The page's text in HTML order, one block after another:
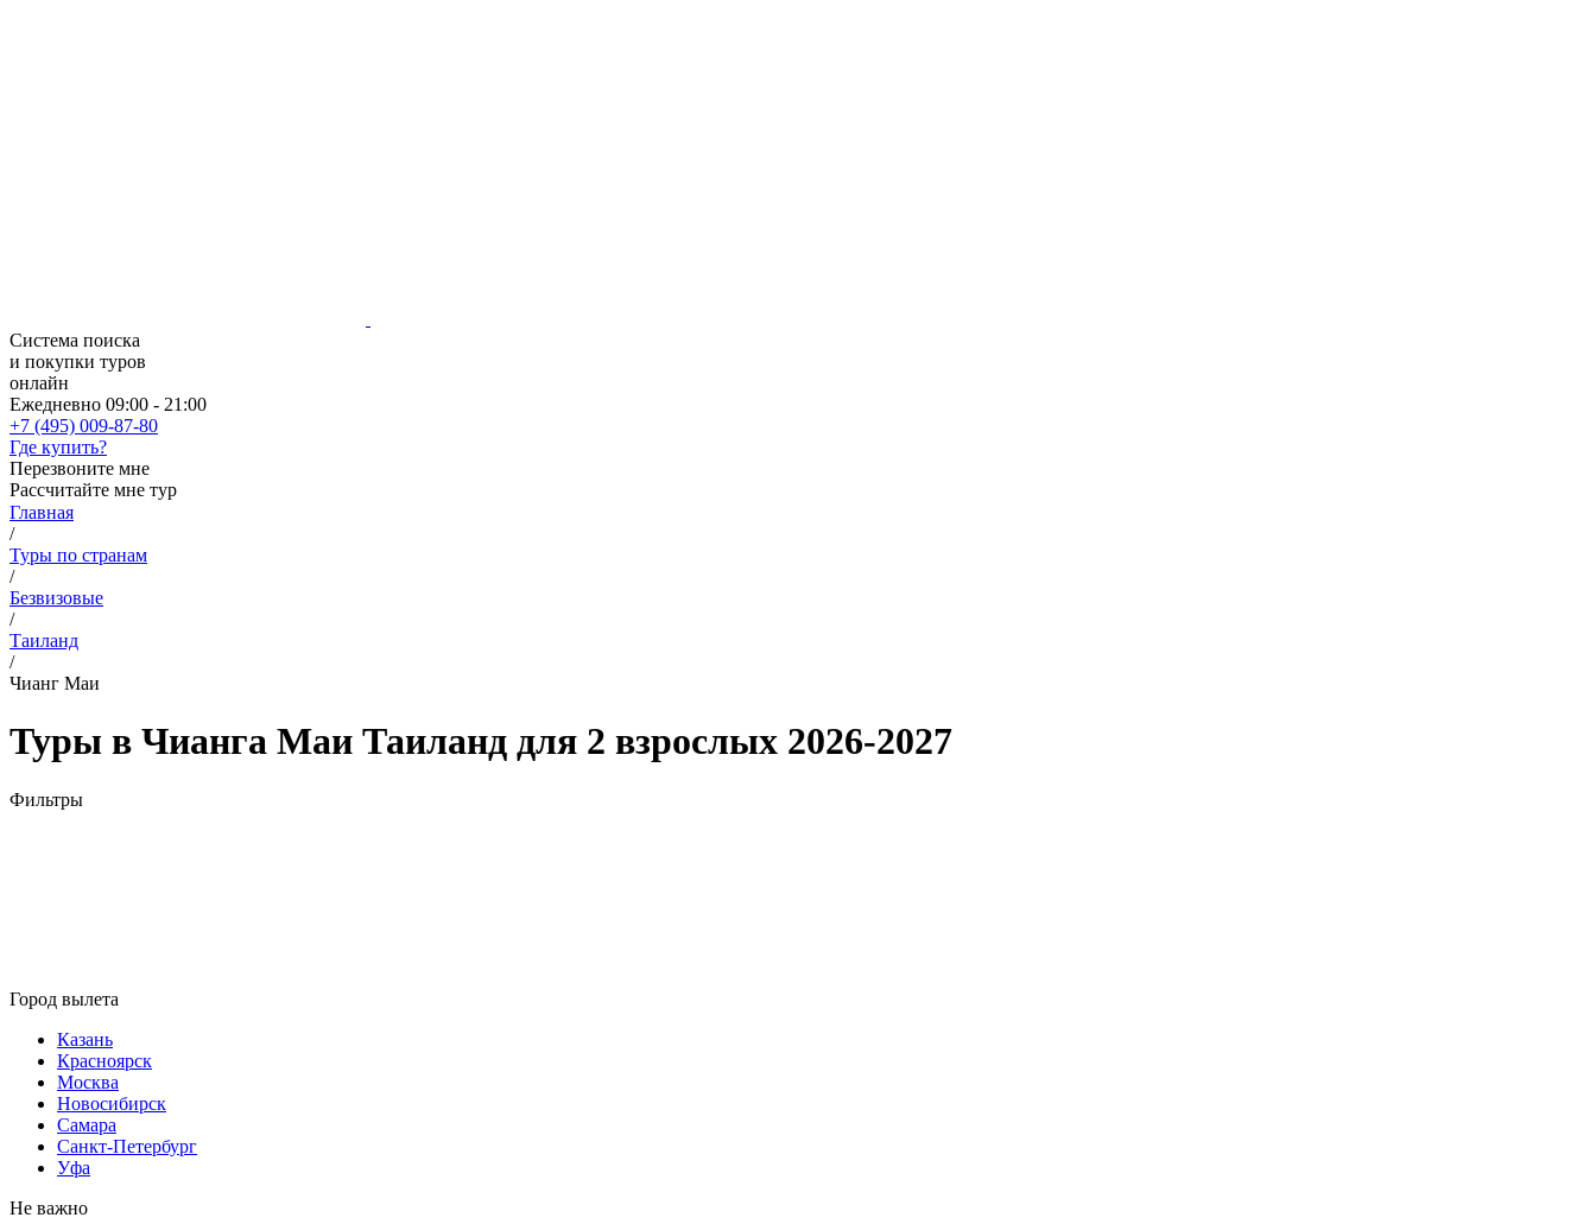
Система поиска
и покупки туров
онлайн
Ежедневно 09:00 - 21:00
+7 (495) 009-87-80
Где купить?
Перезвоните мне
Рассчитайте мне тур
Главная
/
Туры по странам
/
Безвизовые
/
Таиланд
/
Чианг Маи
Туры в Чианга Маи Таиланд для 2 взрослых 2026-2027
Фильтры
Город вылета
Казань
Красноярск
Москва
Новосибирск
Самара
Санкт-Петербург
Уфа
Не важно